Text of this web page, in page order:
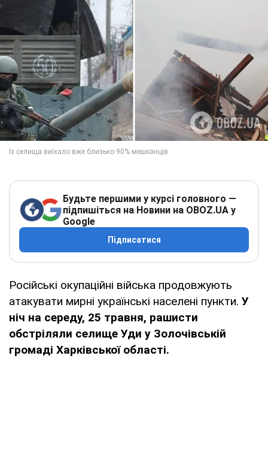
Будьте першими у курсі головного —
підпишіться на Новини на OBOZ.UA у
Google
Підписатися
Російські окупаційні війська продовжують
атакувати мирні українські населені пункти. У
ніч на середу, 25 травня, рашисти
обстріляли селище Уди у Золочівській
громаді Харківської області.